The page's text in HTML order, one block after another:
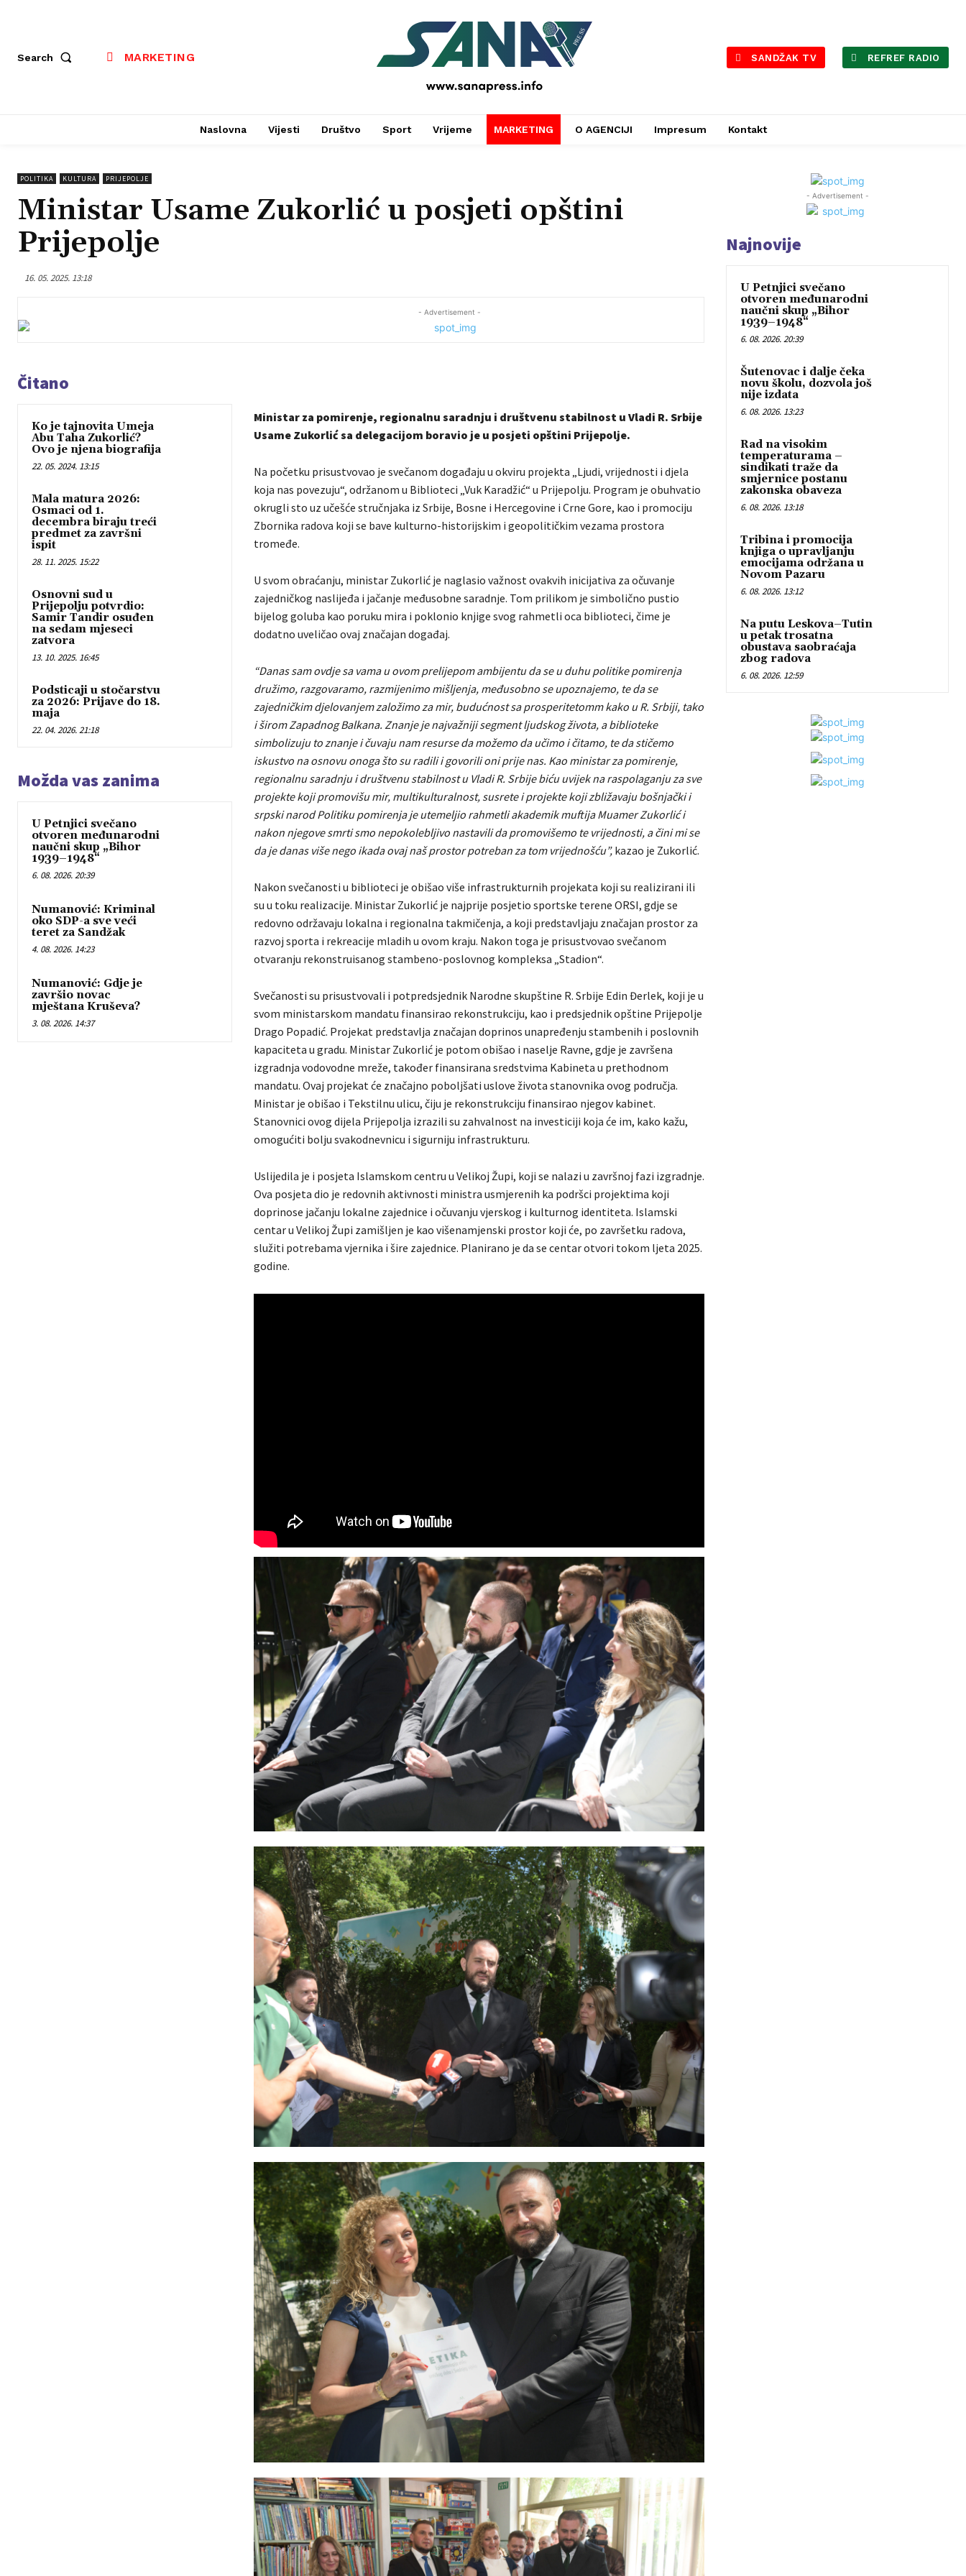
Search MARKETING
PRESS
SANDŽAK TV REFREF RADIO
Naslovna Vijesti Društvo Sport Vrijeme MARKETING O AGENCIJI Impresum Kontakt
POLITIKA KULTURA PRIJEPOLJE
Ministar Usame Zukorlić u posjeti opštini
Prijepolje
16. 05. 2025. 13:18
- Advertisement -
Čitano
Ko je tajnovita Umeja
Abu Taha Zukorlić?
Ovo je njena biografija
22. 05. 2024. 13:15
Mala matura 2026:
Osmaci od 1.
decembra biraju treći
predmet za završni
ispit
28. 11. 2025. 15:22
Osnovni sud u
Prijepolju potvrdio:
Samir Tandir osuđen
na sedam mjeseci
zatvora
13. 10. 2025. 16:45
Podsticaji u stočarstvu
za 2026: Prijave do 18.
maja
22. 04. 2026. 21:18
Možda vas zanima
U Petnjici svečano
otvoren međunarodni
naučni skup „Bihor
1939–1948“
6. 08. 2026. 20:39
Numanović: Kriminal
oko SDP-a sve veći
teret za Sandžak
4. 08. 2026. 14:23
Numanović: Gdje je
završio novac
mještana Kruševa?
3. 08. 2026. 14:37
Ministar za pomirenje, regionalnu saradnju i društvenu stabilnost u Vladi R. Srbije
Usame Zukorlić sa delegacijom boravio je u posjeti opštini Prijepolje.
Na početku prisustvovao je svečanom događaju u okviru projekta „Ljudi, vrijednosti i djela
koja nas povezuju“, održanom u Biblioteci „Vuk Karadžić“ u Prijepolju. Program je obuhvatio
okrugli sto uz učešće stručnjaka iz Srbije, Bosne i Hercegovine i Crne Gore, kao i promociju
Zbornika radova koji se bave kulturno-historijskim i geopolitičkim vezama prostora
tromeđe.
U svom obraćanju, ministar Zukorlić je naglasio važnost ovakvih inicijativa za očuvanje
zajedničkog naslijeđa i jačanje međusobne saradnje. Tom prilikom je simbolično pustio
bijelog goluba kao poruku mira i poklonio knjige svog rahmetli oca biblioteci, čime je
dodatno uveličao ovaj značajan događaj.
“Danas sam ovdje sa vama u ovom prelijepom ambijentu da se u duhu politike pomirenja
družimo, razgovaramo, razmijenimo mišljenja, međusobno se upoznajemo, te da se
zajedničkim djelovanjem založimo za mir, budućnost sa prosperitetomm kako u R. Srbiji, tako
i širom Zapadnog Balkana. Znanje je najvažniji segment ljudskog života, a biblioteke
simbolizuju to znanje i čuvaju nam resurse da možemo da učimo i čitamo, te da stičemo
iskustvo na osnovu onoga što su radili i govorili oni prije nas. Kao ministar za pomirenje,
regionalnu saradnju i društvenu stabilnost u Vladi R. Srbije biću uvijek na raspolaganju za sve
projekte koji promovišu mir, multikulturalnost, susrete i projekte koji zbližavaju bošnjački i
srpski narod Politiku pomirenja je utemeljio rahmetli akademik muftija Muamer Zukorlić i
nakon njegove smrti smo nepokolebljivo nastavili da promovišemo te vrijednosti, a čini mi se
da je danas više nego ikada ovaj naš prostor potreban za tom vrijednošću”,kazao je Zukorlić.
Nakon svečanosti u biblioteci je obišao više infrastrukturnih projekata koji su realizirani ili
su u toku realizacije. Ministar Zukorlić je najprije posjetio sportske terene ORSI, gdje se
redovno održavaju lokalna i regionalna takmičenja, a koji predstavljaju značajan prostor za
razvoj sporta i rekreacije mladih u ovom kraju. Nakon toga je prisustvovao svečanom
otvaranju rekonstruisanog stambeno-poslovnog kompleksa „Stadion“.
Svečanosti su prisustvovali i potpredsjednik Narodne skupštine R. Srbije Edin Đerlek, koji je u
svom ministarskom mandatu finansirao rekonstrukciju, kao i predsjednik opštine Prijepolje
Drago Popadić. Projekat predstavlja značajan doprinos unapređenju stambenih i poslovnih
kapaciteta u gradu. Ministar Zukorlić je potom obišao i naselje Ravne, gdje je završena
izgradnja vodovodne mreže, također finansirana sredstvima Kabineta u prethodnom
mandatu. Ovaj projekat će značajno poboljšati uslove života stanovnika ovog područja.
Ministar je obišao i Tekstilnu ulicu, čiju je rekonstrukciju finansirao njegov kabinet.
Stanovnici ovog dijela Prijepolja izrazili su zahvalnost na investiciji koja će im, kako kažu,
omogućiti bolju svakodnevnicu i sigurniju infrastrukturu.
Uslijedila je i posjeta Islamskom centru u Velikoj Župi, koji se nalazi u završnoj fazi izgradnje.
Ova posjeta dio je redovnih aktivnosti ministra usmjerenih ka podršci projektima koji
doprinose jačanju lokalne zajednice i očuvanju vjerskog i kulturnog identiteta. Islamski
centar u Velikoj Župi zamišljen je kao višenamjenski prostor koji će, po završetku radova,
služiti potrebama vjernika i šire zajednice. Planirano je da se centar otvori tokom ljeta 2025.
godine.
- Advertisement -
Najnovije
U Petnjici svečano
otvoren međunarodni
naučni skup „Bihor
1939–1948“
6. 08. 2026. 20:39
Šutenovac i dalje čeka
novu školu, dozvola još
nije izdata
6. 08. 2026. 13:23
Rad na visokim
temperaturama –
sindikati traže da
smjernice postanu
zakonska obaveza
6. 08. 2026. 13:18
Tribina i promocija
knjiga o upravljanju
emocijama održana u
Novom Pazaru
6. 08. 2026. 13:12
Na putu Leskova–Tutin
u petak trosatna
obustava saobraćaja
zbog radova
6. 08. 2026. 12:59